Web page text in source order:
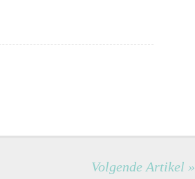
Volgende Artikel »